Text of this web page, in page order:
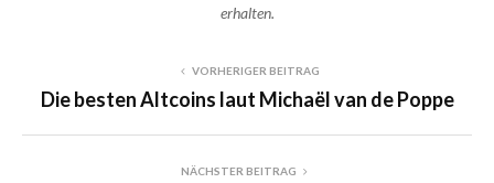
erhalten.
VORHERIGER BEITRAG
Die besten Altcoins laut Michaël van de Poppe
NÄCHSTER BEITRAG